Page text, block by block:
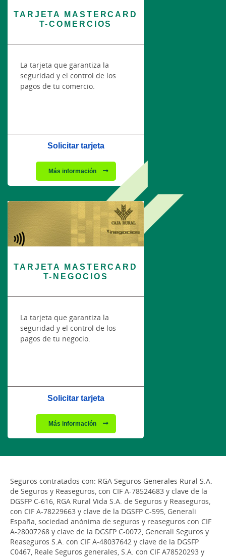
TARJETA MASTERCARD
T-COMERCIOS
La tarjeta que garantiza la
seguridad y el control de los
pagos de tu comercio.
Solicitar tarjeta
Más información
TARJETA MASTERCARD
T-NEGOCIOS
La tarjeta que garantiza la
seguridad y el control de los
pagos de tu negocio.
Solicitar tarjeta
Más información
Seguros contratados con: RGA Seguros Generales Rural S.A.
de Seguros y Reaseguros, con CIF A-78524683 y clave de la
DGSFP C-616, RGA Rural Vida S.A. de Seguros y Reaseguros,
con CIF A-78229663 y clave de la DGSFP C-595, Generali
España, sociedad anónima de seguros y reaseguros con CIF
A-28007268 y clave de la DGSFP C-0072, Generali Seguros y
Reaseguros S.A. con CIF A-48037642 y clave de la DGSFP
C0467, Reale Seguros generales, S.A. con CIF A78520293 y